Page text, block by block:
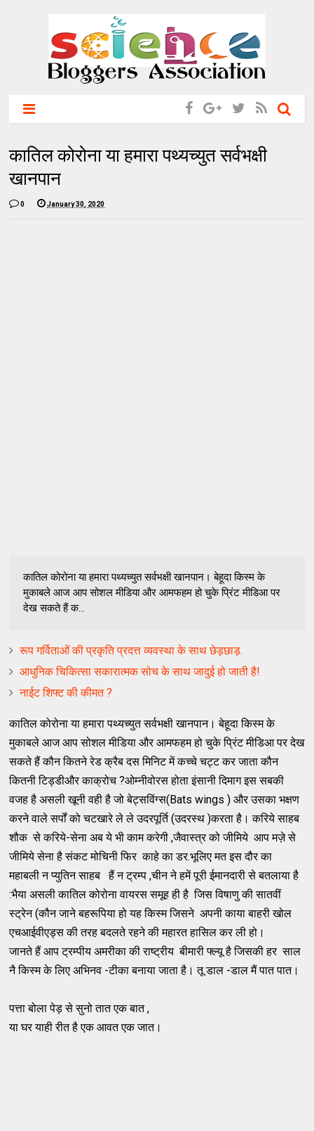
कातिल कोरोना या हमारा पथ्यच्युत सर्वभक्षी
खानपान
0 January 30, 2020
कातिल कोरोना या हमारा पथ्यच्युत सर्वभक्षी खानपान। बेहूदा किस्म के
मुकाबले आज आप सोशल मीडिया और आमफहम हो चुके प्रिंट मीडिआ पर
देख सकते हैं क...
रूप गर्विताओं की प्रकृति प्रदत्त व्यवस्था के साथ छेड़छाड़.
आधुनिक चिकित्सा सकारात्मक सोच के साथ जादुई हो जाती है!
नाईट शिफ्ट की कीमत ?
कातिल कोरोना या हमारा पथ्यच्युत सर्वभक्षी खानपान। बेहूदा किस्म के
मुकाबले आज आप सोशल मीडिया और आमफहम हो चुके प्रिंट मीडिआ पर देख
सकते हैं कौन कितने रेड क्रैब दस मिनिट में कच्चे चट्ट कर जाता कौन
कितनी टिड्डीऔर काक्रोच ?ओम्नीवोरस होता इंसानी दिमाग इस सबकी
वजह है असली खूनी वही है जो बेट्सविंग्स(Bats wings ) और उसका भक्षण
करने वाले सर्पों को चटखारे ले ले उदरपूर्ति (उदरस्थ )करता है। करिये साहब
शौक से करिये-सेना अब ये भी काम करेगी ,जैवास्त्र को जीमिये आप मज़े से
जीमिये सेना है संकट मोचिनी फिर काहे का डर.भूलिए मत इस दौर का
महाबली न प्युतिन साहब हैं न ट्रम्प ,चीन ने हमें पूरी ईमानदारी से बतलाया है
:भैया असली कातिल कोरोना वायरस समूह ही है जिस विषाणु की सातवीं
स्ट्रेन (कौन जाने बहरूपिया हो यह किस्म जिसने अपनी काया बाहरी खोल
एचआईवीएड्स की तरह बदलते रहने की महारत हासिल कर ली हो।
जानते हैं आप ट्रम्पीय अमरीका की राष्ट्रीय बीमारी फ्ल्यू है जिसकी हर साल
नै किस्म के लिए अभिनव -टीका बनाया जाता है। तू डाल -डाल मैं पात पात।
पत्ता बोला पेड़ से सुनो तात एक बात ,
या घर याही रीत है एक आवत एक जात।